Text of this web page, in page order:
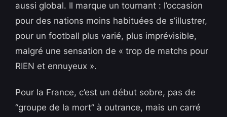
aussi global. Il marque un tournant : l’occasion
pour des nations moins habituées de s’illustrer,
pour un football plus varié, plus imprévisible,
malgré une sensation de « trop de matchs pour
RIEN et ennuyeux ».
Pour la France, c’est un début sobre, pas de
“groupe de la mort” à outrance, mais un carré